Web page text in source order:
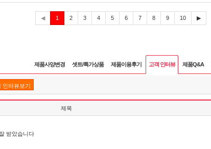
◀ 1
재
2 3 4 5 6 7 8 9 10 ▶
제품사양변경 셋트/특가상품 제품이용후기 고객 인터뷰 제품Q&A
인터뷰보기
제목
받았습니다